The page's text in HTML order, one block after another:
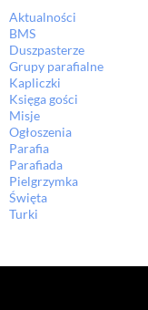
Aktualności
BMS
Duszpasterze
Grupy parafialne
Kapliczki
Księga gości
Misje
Ogłoszenia
Parafia
Parafiada
Pielgrzymka
Święta
Turki